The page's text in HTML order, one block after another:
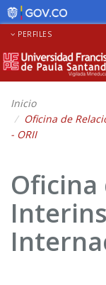
PERFILES
Inicio
Oficina de
- ORII
Oficina